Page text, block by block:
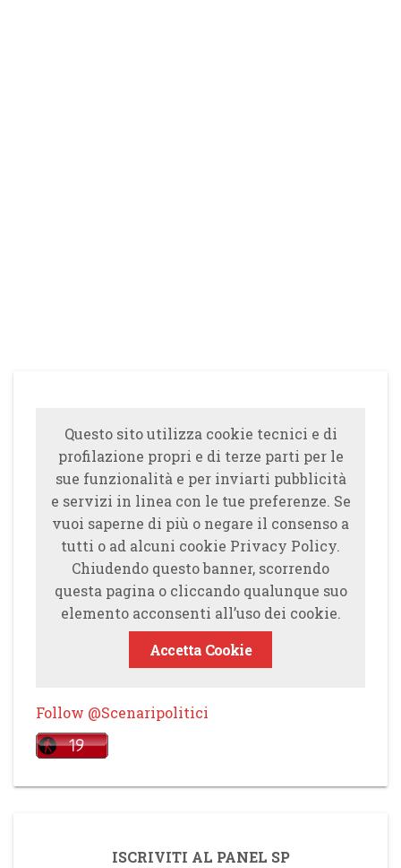
Questo sito utilizza cookie tecnici e di
profilazione propri e di terze parti per le
sue funzionalità e per inviarti pubblicità
e servizi in linea con le tue preferenze. Se
vuoi saperne di più o negare il consenso a
tutti o ad alcuni cookie Privacy Policy.
Chiudendo questo banner, scorrendo
questa pagina o cliccando qualunque suo
elemento acconsenti all’uso dei cookie.
Accetta Cookie
Follow @Scenaripolitici
ISCRIVITI AL PANEL SP